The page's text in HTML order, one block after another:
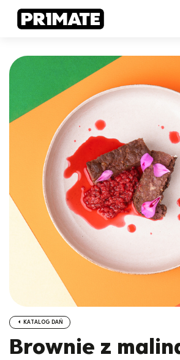
KATALOG DAŃ
Brownie z